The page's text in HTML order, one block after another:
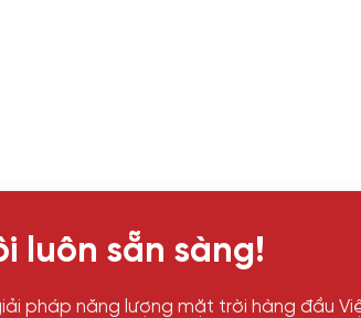
luôn sẵn sàng!
pháp năng lượng mặt trời hàng đầu